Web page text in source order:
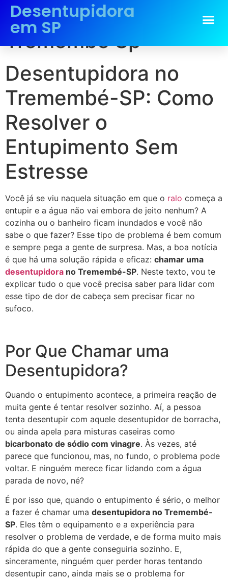
Desentupidora
em SP
Desentupidora no
Tremembé Sp
Desentupidora no
Tremembé-SP: Como
Resolver o
Entupimento Sem
Estresse
Você já se viu naquela situação em que o ralo começa a
entupir e a água não vai embora de jeito nenhum? A
cozinha ou o banheiro ficam inundados e você não
sabe o que fazer? Esse tipo de problema é bem comum
e sempre pega a gente de surpresa. Mas, a boa notícia
é que há uma solução rápida e eficaz: chamar uma
desentupidora no Tremembé-SP. Neste texto, vou te
explicar tudo o que você precisa saber para lidar com
esse tipo de dor de cabeça sem precisar ficar no
sufoco.
Por Que Chamar uma
Desentupidora?
Quando o entupimento acontece, a primeira reação de
muita gente é tentar resolver sozinho. Aí, a pessoa
tenta desentupir com aquele desentupidor de borracha,
ou ainda apela para misturas caseiras como
bicarbonato de sódio com vinagre. Às vezes, até
parece que funcionou, mas, no fundo, o problema pode
voltar. E ninguém merece ficar lidando com a água
parada de novo, né?
É por isso que, quando o entupimento é sério, o melhor
a fazer é chamar uma desentupidora no Tremembé-
SP. Eles têm o equipamento e a experiência para
resolver o problema de verdade, e de forma muito mais
rápida do que a gente conseguiria sozinho. E,
sinceramente, ninguém quer perder horas tentando
desentupir cano, ainda mais se o problema for